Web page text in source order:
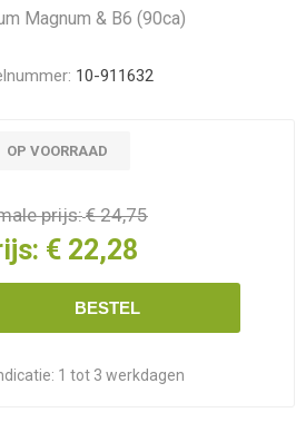
Magnum & B6 (90ca)
10-911632
OP VOORRAAD
prijs:€ 24,75
€ 22,28
BESTEL
1 tot 3 werkdagen